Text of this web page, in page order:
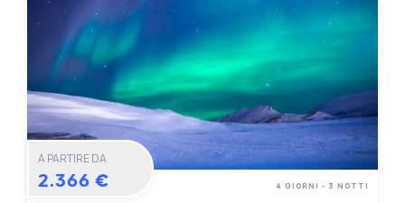
A PARTIRE DA
2.366 € 4 GIORNI - 3 NOTTI